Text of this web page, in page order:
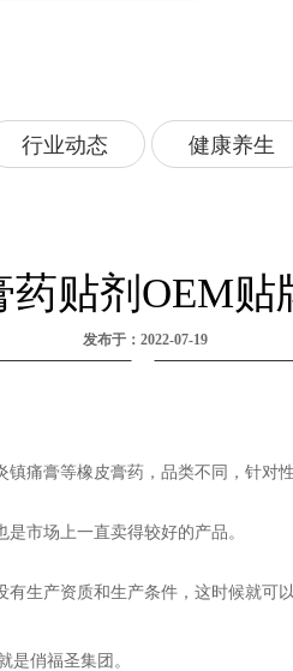
行业动态 健康养生
贴剂OEM
发布于：2022-07-19
痛膏等橡皮膏药，品类不同，针对性
市场上一直卖得较好的产品。
生产资质和生产条件，这时候就可
是俏福圣集团 。